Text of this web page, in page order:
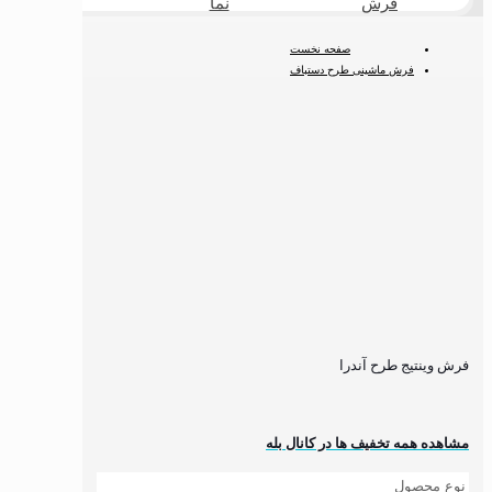
صفحه نخست
فرش ماشینی طرح دستباف
فرش وینتیج طرح آندرا
مشاهده همه تخفیف ها در کانال بله
نوع محصول